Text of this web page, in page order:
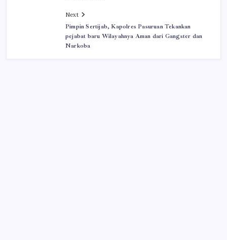
Next
Pimpin Sertijab, Kapolres Pasuruan Tekankan
pejabat baru Wilayahnya Aman dari Gangster dan
Narkoba